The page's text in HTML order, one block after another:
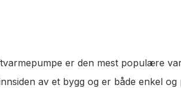
er den mest populære
av et bygg og er både enkel